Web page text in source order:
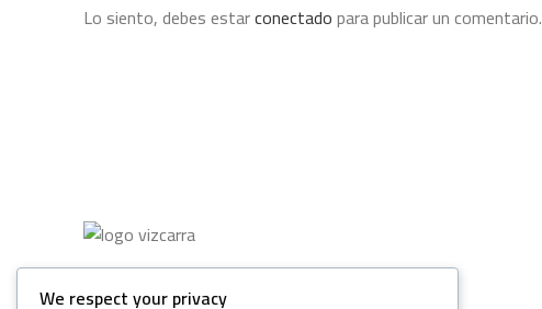
Lo siento, debes estarconectadopara publicar un comentario.
We respect your privacy